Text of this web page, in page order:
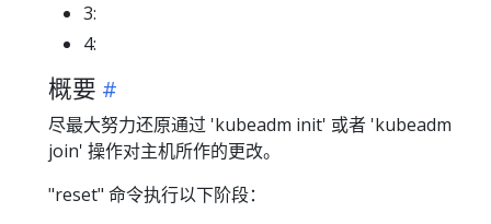
3:
4:
概要
尽最大努力还原通过 'kubeadm init' 或者 'kubeadm
join' 操作对主机所作的更改。
"reset" 命令执行以下阶段：